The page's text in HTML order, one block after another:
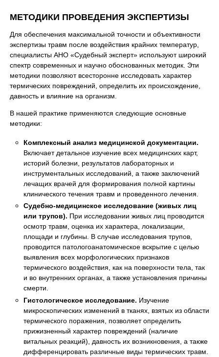
МЕТОДИКИ ПРОВЕДЕНИЯ ЭКСПЕРТИЗЫ
Для обеспечения максимальной точности и объективности
экспертизы травм после воздействия крайних температур,
специалисты АНО «Судебный эксперт» используют широкий
спектр современных и научно обоснованных методик. Эти
методики позволяют всесторонне исследовать характер
термических повреждений, определить их происхождение,
давность и влияние на организм.
В нашей практике применяются следующие основные
методики:
Комплексный анализ медицинской документации.
Включает детальное изучение всех медицинских карт,
историй болезни, результатов лабораторных и
инструментальных исследований, а также заключений
лечащих врачей для формирования полной картины
клинического течения травм и проведенного лечения.
Судебно-медицинское исследование (живых лиц
или трупов). При исследовании живых лиц проводится
осмотр травм, оценка их характера, локализации,
площади и глубины. В случае исследования трупов,
проводится патологоанатомическое вскрытие с целью
выявления всех морфологических признаков
термического воздействия, как на поверхности тела, так
и во внутренних органах, а также установления причины
смерти.
Гистологическое исследование. Изучение
микроскопических изменений в тканях, взятых из области
термического поражения, позволяет определить
прижизненный характер повреждений (наличие
витальных реакций), давность их возникновения, а также
дифференцировать различные виды термических травм.